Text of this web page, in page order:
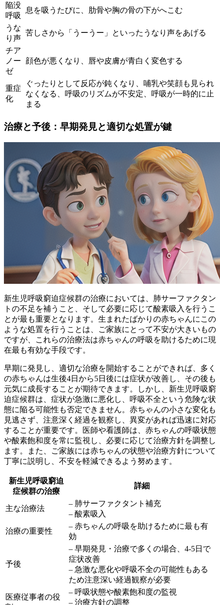
陥没
呼吸
息を吸うたびに、肋骨や胸の骨の下がへこむ
うな
り声
苦しさから「うーうー」といったうなり声をあげる
チア
ノー
ゼ
顔色が悪くなり、唇や皮膚が青白く変色する
重症
化
ぐったりとして反応が鈍くなり、哺乳や笑顔も見られ
なくなる、呼吸のリズムが不安定、呼吸が一時的に止
まる
治療と予後：早期発見と適切な処置が鍵
新生児呼吸窮迫症候群の治療においては、 肺サーファクタン
トの不足を補うこと
、そして必要に応じて酸素吸入を行うこ
と が最も重要となります。生まれたばかりの赤ちゃんにこの
ような処置を行うことは、ご家族にとって不安が大きいもの
ですが、これらの治療法は赤ちゃんの呼吸を助けるために現
在最も有効な手段です。
早期に発見し、適切な治療を開始することができれば、多く
の赤ちゃんは生後4日から5日後には症状が改善し、その後も
元気に成長する ことが期待できます。しかし、新生児呼吸窮
迫症候群は、症状が急激に悪化し、呼吸不全という危険な状
態に陥る可能性も否定できません。赤ちゃんの小さな変化も
見逃さず、注意深く経過を観察し、異変があれば迅速に対応
することが重要です。医師や看護師は、赤ちゃんの呼吸状態
や酸素飽和度を常に監視し、必要に応じて治療方針を調整し
ます。また、ご家族には赤ちゃんの状態や治療方針について
丁寧に説明し、不安を軽減できるよう努めます。
新生児呼吸窮迫
症候群の治療
詳細
主な治療法
– 肺サーファクタント補充
– 酸素吸入
治療の重要性
– 赤ちゃんの呼吸を助けるために最も有
効
予後
– 早期発見・治療で多くの場合、4-5日で
症状改善
– 急激な悪化や呼吸不全の可能性もある
ため注意深い経過観察が必要
医療従事者の役
– 呼吸状態や酸素飽和度の監視
– 治療方針の調整